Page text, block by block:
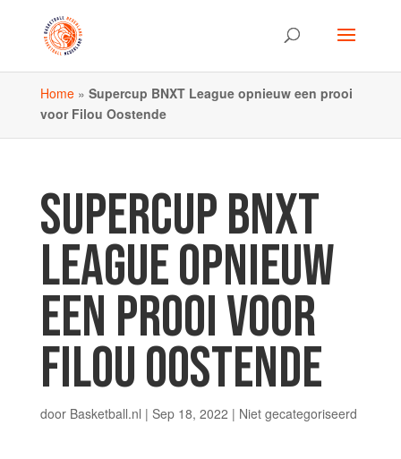
Home» Supercup BNXT League opnieuw een prooi
voor Filou Oostende
SUPERCUP BNXT
LEAGUE OPNIEUW
EEN PROOI VOOR
FILOU OOSTENDE
door Basketball.nl | Sep 18, 2022 | Niet gecategoriseerd